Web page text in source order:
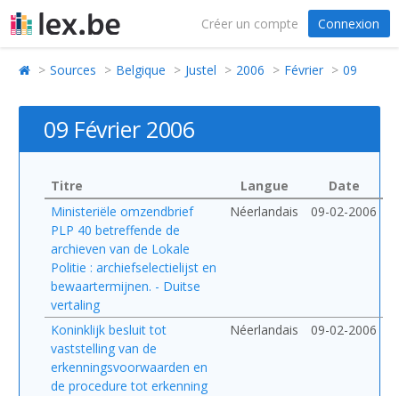
Créer un compte Connexion
Sources Belgique Justel 2006 Février 09
09 Février 2006
Titre Langue
Date
Ministeriële omzendbrief
PLP 40 betreffende de
archieven van de Lokale
Politie : archiefselectielijst en
bewaartermijnen. - Duitse
vertaling
Néerlandais 09-02-2006
Koninklijk besluit tot
vaststelling van de
erkenningsvoorwaarden en
de procedure tot erkenning
Néerlandais 09-02-2006